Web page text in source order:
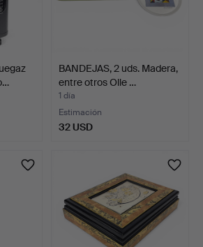
BANDEJAS, 2 uds. Madera,
entre otros Olle …
1 día
Estimación
32 USD